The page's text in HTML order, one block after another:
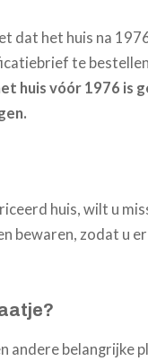
dat het huis na
te
huis vóór 1976 is
huis, wilt u
bewaren, zodat u
andere belangrijke